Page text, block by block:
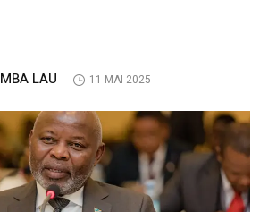
LAU 11 MAI 2025